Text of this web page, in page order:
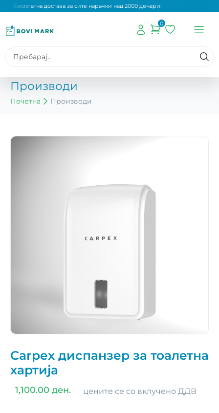
Бесплатна достава за сите нарачки над 2000 денари!
0
Производи
Почетна Производи
Carpex диспанзер за тоалетна
хартија
1,100.00 ден. цените се со вклучено ДДВ